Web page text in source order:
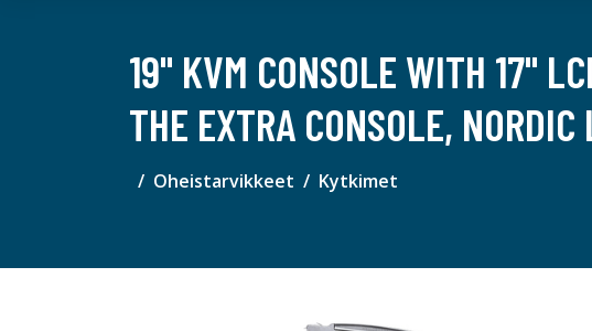
19" KVM CONSOLE WITH 17"
THE EXTRA CONSOLE, NORDIC
Oheistarvikkeet Kytkimet